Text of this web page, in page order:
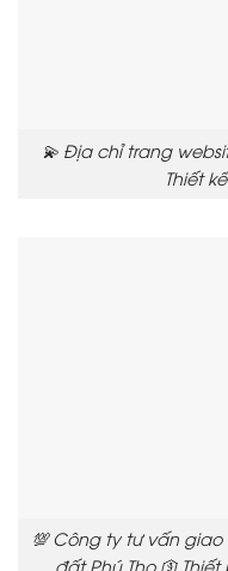
💫 Địa chỉ trang
Thiết
💯 Công ty tư vấn
đất Phú Thọ 🛐